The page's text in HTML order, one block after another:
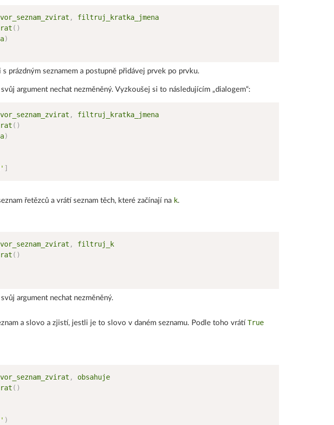
,
filtruj_kratka_jmena
( )
)
prázdným seznamem a postupně přidávej prvek po prvku.
argument nechat nezměněný. Vyzkoušej si to následujícím „dialogem“:
,
filtruj_kratka_jmena
( )
)
]
řetězců a vrátí seznam těch, které začínají na k.
,
filtruj_k
( )
argument nechat nezměněný.
a slovo a zjistí, jestli je to slovo v daném seznamu. Podle toho vrátí True
,
obsahuje
( )
)